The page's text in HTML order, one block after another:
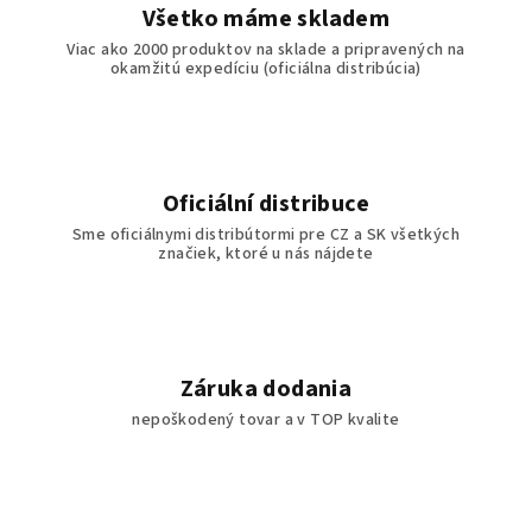
v
ý
p
Všetko máme skladem
Viac ako 2000 produktov na sklade a pripravených na
okamžitú expedíciu (oficiálna distribúcia)
Oficiální distribuce
Sme oficiálnymi distribútormi pre CZ a SK všetkých
značiek, ktoré u nás nájdete
Záruka dodania
nepoškodený tovar a v TOP kvalite